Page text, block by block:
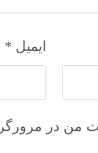
ایمیل *
من در